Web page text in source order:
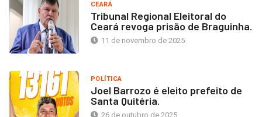
CEARÁ
Tribunal Regional Eleitoral do
Ceará revoga prisão de Braguinha.
11 de novembro de 2025
POLÍTICA
Joel Barrozo é eleito prefeito de
Santa Quitéria.
26 de outubro de 2025